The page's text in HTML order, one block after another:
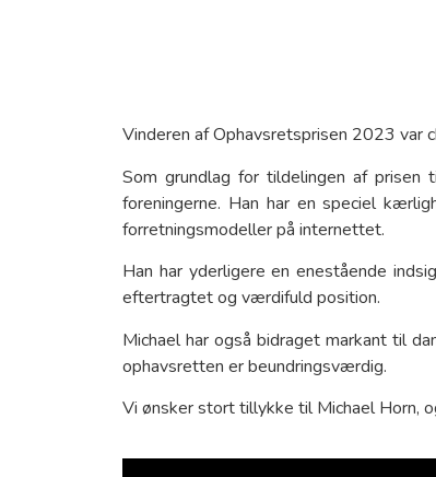
Vinderen af Ophavsretsprisen 2023 var
Som grundlag for tildelingen af prisen
foreningerne. Han har en speciel
forretningsmodeller på internettet.
Han har yderligere en enestående
eftertragtet og værdifuld position.
Michael har også bidraget markant til
ophavsretten er beundringsværdig.
Vi ønsker stort tillykke til Michael Horn,